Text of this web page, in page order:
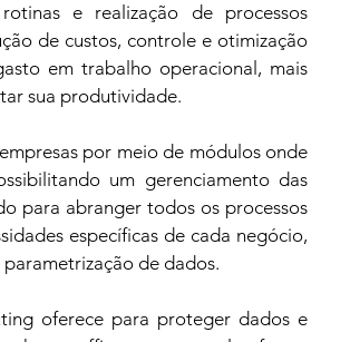
e realização de processos
de custos, controle e otimização
em trabalho operacional, mais
sua produtividade.
por meio de módulos onde
um gerenciamento das
para abranger todos os processos
específicas de cada negócio,
de dados.
oferece para proteger dados e